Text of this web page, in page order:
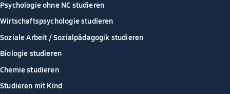
Psychologie ohne NC studieren
Wirtschaftspsychologie studieren
Soziale Arbeit / Sozialpädagogik studieren
Biologie studieren
Chemie studieren
Studieren mit Kind